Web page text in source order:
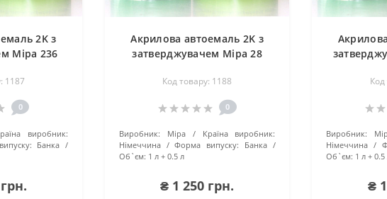
2K з
Mipa 236
1187
0
виробник:
Банка
Акрилова автоемаль 2K з
затверджувачем Mipa 28
Код товару: 1188
0
Виробник: Mipa
Країна виробник:
Німеччина
Форма випуску:
Банка
Об`єм: 1 л + 0.5 л
₴ 1 250 грн.
Код
Виробник:
Німеччина
Об`єм: 1 л + 0.5
₴